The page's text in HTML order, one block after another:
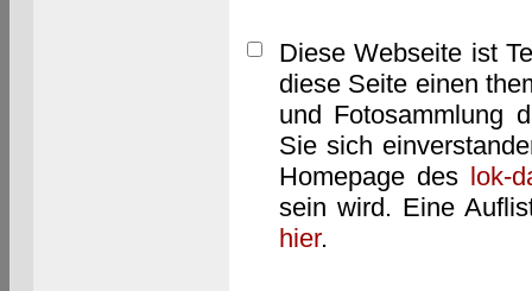
Diese Webseite ist
diese Seite einen
und Fotosammlung
Sie sich
Homepage des lok-
sein wird. Eine
hier.